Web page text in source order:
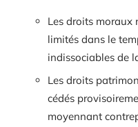
Les droits moraux
limités dans le
indissociables de
Les droits
cédés
moyennant